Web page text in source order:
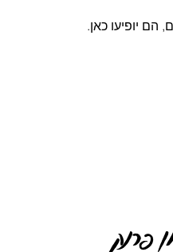
הם יופיעו כאן.
פרנק